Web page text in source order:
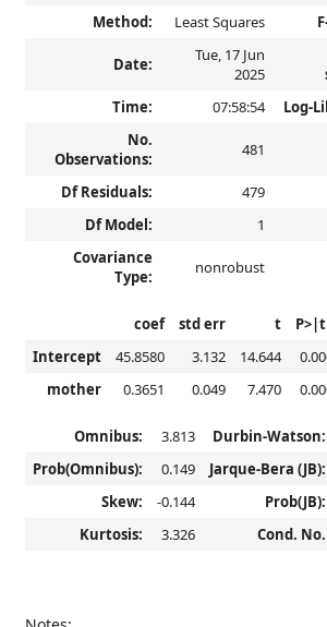
Method:
Least Squares
Date:
Tue, 17 Jun
2025
Time:
07:58:54 Log-
No.
Observations:
481
Df Residuals: 479
Df Model:
1
Covariance
Type:
nonrobust
coef std err t
Intercept
45.8580 3.132 14.644
mother
0.3651 0.049 7.470
Omnibus: 3.813 Durbin-Watson:
Prob(Omnibus):
0.149 Jarque-Bera (JB):
Skew:
-0.144 Prob(JB):
Kurtosis:
3.326 Cond. No.